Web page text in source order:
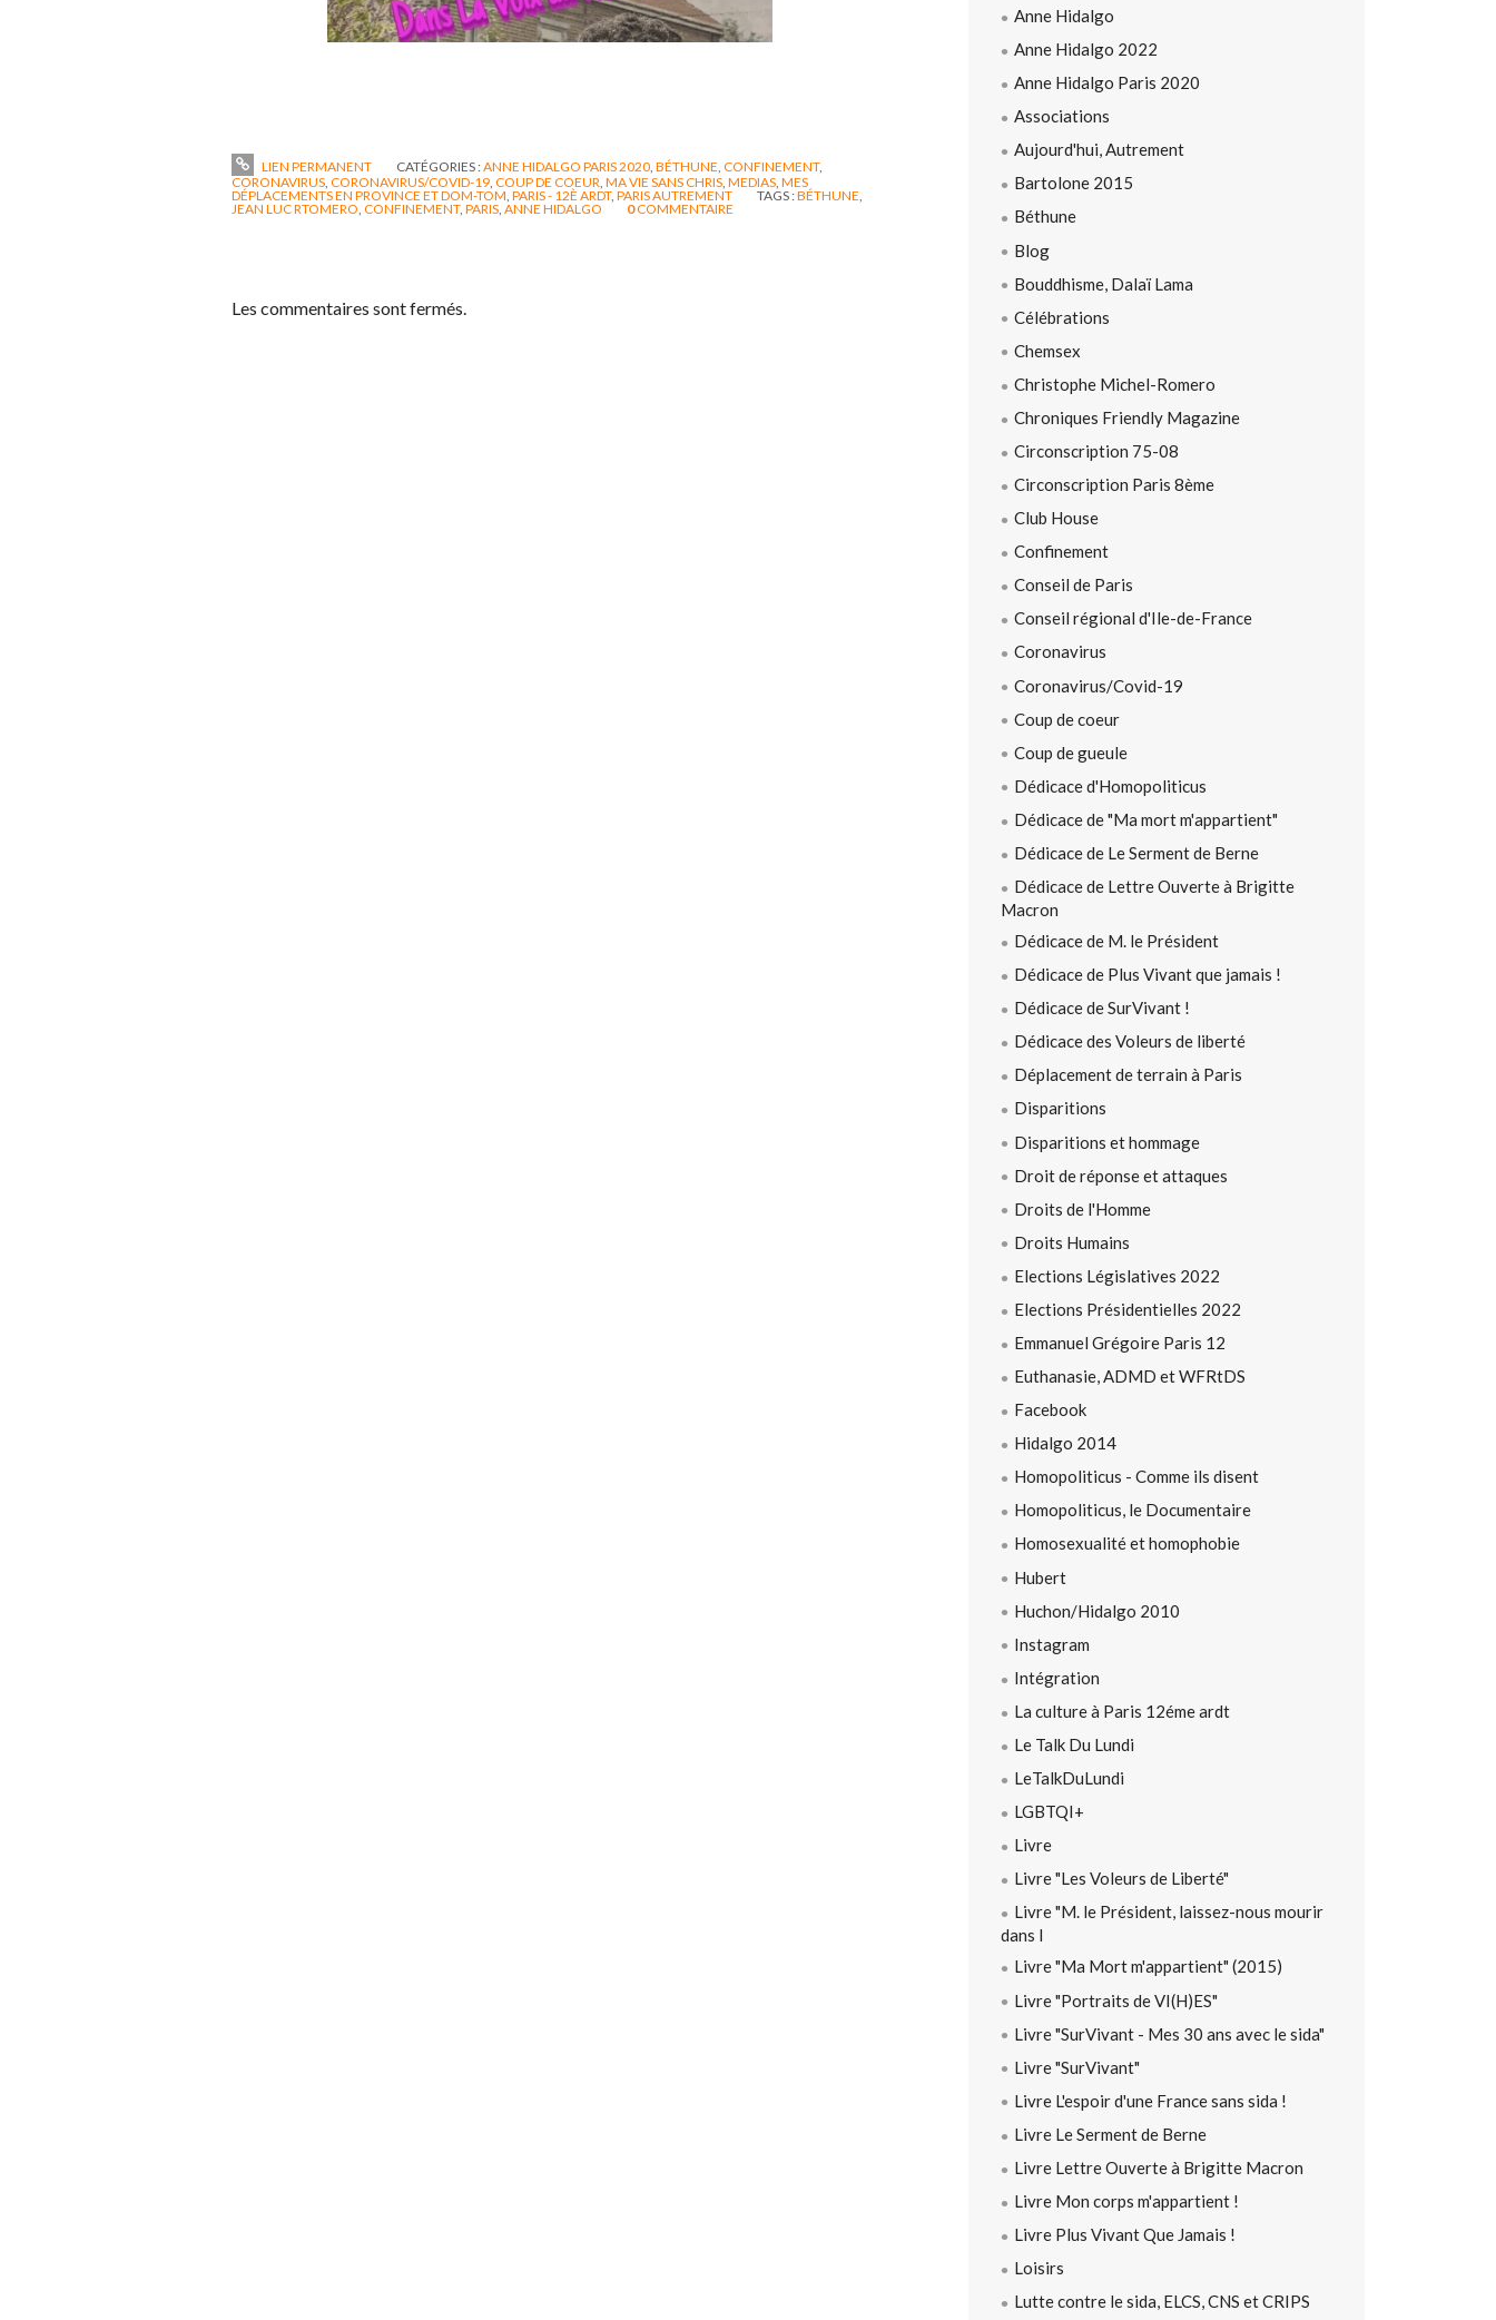
LIEN PERMANENT CATÉGORIES :ANNE HIDALGO PARIS 2020 BÉTHUNE CONFINEMENT,
CORONAVIRUS, CORONAVIRUS/COVID-19, COUP DE COEUR, MA VIE SANS CHRIS, MEDIAS, MES
DÉPLACEMENTS EN PROVINCE ET DOM-TOM, PARIS - 12È ARDT, PARIS AUTREMENT TAGS :BÉTHUNE,
JEAN LUC RTOMERO, CONFINEMENT, PARIS, ANNE HIDALGO 0COMMENTAIRE
Les commentaires sont fermés.
Anne Hidalgo
Anne Hidalgo 2022
Anne Hidalgo Paris 2020
Associations
Aujourd'hui, Autrement
Bartolone 2015
Béthune
Blog
Bouddhisme, Dalaï Lama
Célébrations
Chemsex
Christophe Michel-Romero
Chroniques Friendly Magazine
Circonscription 75-08
Circonscription Paris 8ème
Club House
Confinement
Conseil de Paris
Conseil régional d'Ile-de-France
Coronavirus
Coronavirus/Covid-19
Coup de coeur
Coup de gueule
Dédicace d'Homopoliticus
Dédicace de "Ma mort m'appartient"
Dédicace de Le Serment de Berne
Dédicace de Lettre Ouverte à Brigitte
Macron
Dédicace de M. le Président
Dédicace de Plus Vivant que jamais !
Dédicace de SurVivant !
Dédicace des Voleurs de liberté
Déplacement de terrain à Paris
Disparitions
Disparitions et hommage
Droit de réponse et attaques
Droits de l'Homme
Droits Humains
Elections Législatives 2022
Elections Présidentielles 2022
Emmanuel Grégoire Paris 12
Euthanasie, ADMD et WFRtDS
Facebook
Hidalgo 2014
Homopoliticus - Comme ils disent
Homopoliticus, le Documentaire
Homosexualité et homophobie
Hubert
Huchon/Hidalgo 2010
Instagram
Intégration
La culture à Paris 12éme ardt
Le Talk Du Lundi
LeTalkDuLundi
LGBTQI+
Livre
Livre "Les Voleurs de Liberté"
Livre "M. le Président, laissez-nous mourir
dans l
Livre "Ma Mort m'appartient" (2015)
Livre "Portraits de VI(H)ES"
Livre "SurVivant - Mes 30 ans avec le sida"
Livre "SurVivant"
Livre L'espoir d'une France sans sida !
Livre Le Serment de Berne
Livre Lettre Ouverte à Brigitte Macron
Livre Mon corps m'appartient !
Livre Plus Vivant Que Jamais !
Loisirs
Lutte contre le sida, ELCS, CNS et CRIPS